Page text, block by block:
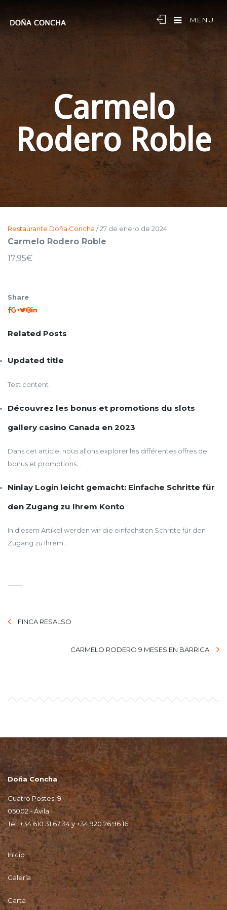
MENU
Carmelo
Rodero Roble
Restaurante Doña Concha /27 de enero de 2024
Carmelo Rodero Roble
17,95€
Share
Related Posts
Updated title
Test content
Découvrez les bonus et promotions du slots
gallery casino Canada en 2023
Dans cet article, nous allons explorer les différentes offres de
bonus et promotions...
Ninlay Login leicht gemacht: Einfache Schritte für
den Zugang zu Ihrem Konto
In diesem Artikel werden wir die einfachsten Schritte für den
Zugang zu Ihrem...
FINCA RESALSO
CARMELO RODERO 9 MESES EN BARRICA
Doña Concha
Cuatro Postes, 9
05002 - Ávila
Tel.+34 610 31 67 34y+34 920 26 96 16
Inicio
Galería
Carta